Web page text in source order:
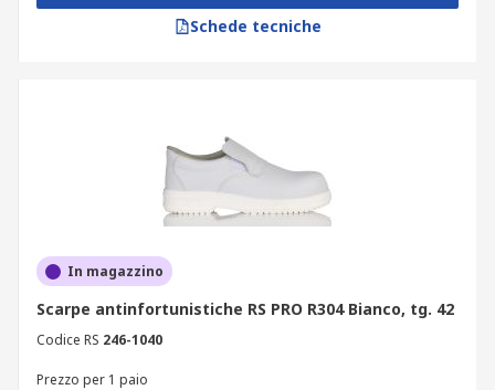
Schede tecniche
In magazzino
Scarpe antinfortunistiche RS PRO R304 Bianco, tg. 42
Codice RS 246-1040
Prezzo per 1 paio